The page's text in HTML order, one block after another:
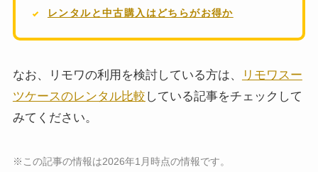
レンタルと中古購入はどちらがお得か
なお、リモワの利用を検討している方は、
リモワスー
ツケースのレンタル比較 している記事をチェックして
みてください。
※この記事の情報は2026年1月時点の情報です。